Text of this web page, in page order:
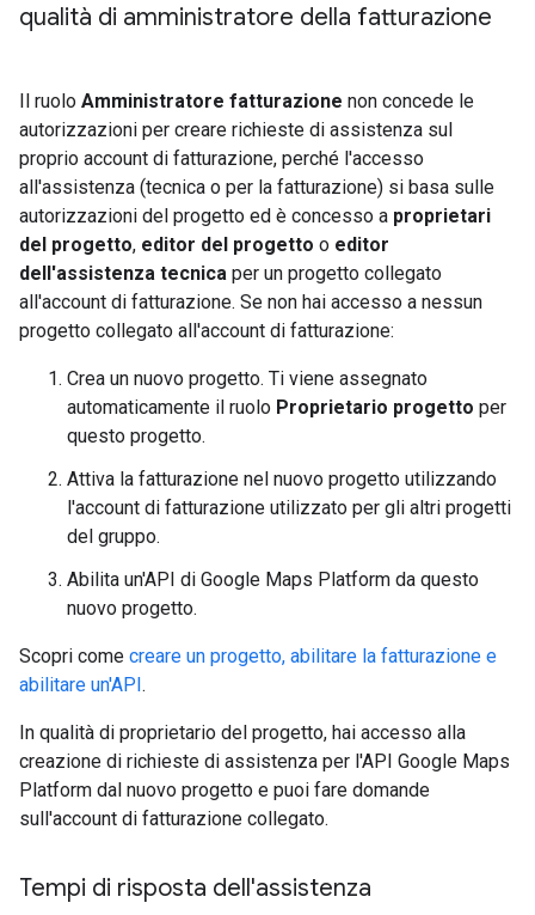
qualità di amministratore della fatturazione
Il ruolo Amministratore fatturazione non concede le
autorizzazioni per creare richieste di assistenza sul
proprio account di fatturazione, perché l'accesso
all'assistenza (tecnica o per la fatturazione) si basa sulle
autorizzazioni del progetto ed è concesso a proprietari
del progetto, editor del progetto o editor
dell'assistenza tecnica per un progetto collegato
all'account di fatturazione. Se non hai accesso a nessun
progetto collegato all'account di fatturazione:
Crea un nuovo progetto. Ti viene assegnato
automaticamente il ruolo Proprietario progetto per
questo progetto.
Attiva la fatturazione nel nuovo progetto utilizzando
l'account di fatturazione utilizzato per gli altri progetti
del gruppo.
Abilita un'API di Google Maps Platform da questo
nuovo progetto.
Scopri come creare un progetto, abilitare la fatturazione e
abilitare un'API.
In qualità di proprietario del progetto, hai accesso alla
creazione di richieste di assistenza per l'API Google Maps
Platform dal nuovo progetto e puoi fare domande
sull'account di fatturazione collegato.
Tempi di risposta dell'assistenza